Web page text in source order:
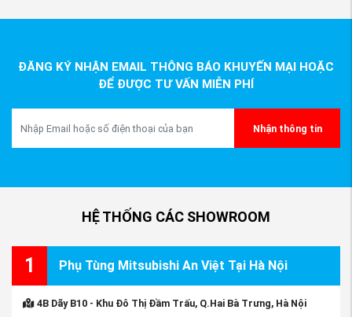
ĐĂNG KÝ NHẬN EMAIL THÔNG BÁO KHUYẾN MẠI HOẶC
ĐỂ ĐƯỢC TƯ VẤN MIỄN PHÍ
Nhận thông tin
HỆ THỐNG CÁC SHOWROOM
1 Phụ Tùng Mitsubishi An Việt Tại Hà Nội
4B Dãy B10 - Khu Đô Thị Đầm Trấu, Q.Hai Bà Trưng, Hà Nội